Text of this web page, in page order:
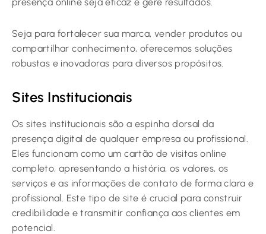
Seja para fortalecer sua marca, vender produtos ou
compartilhar conhecimento, oferecemos soluções
robustas e inovadoras para diversos propósitos.
Sites Institucionais
Os sites institucionais são a espinha dorsal da
presença digital de qualquer empresa ou profissional.
Eles funcionam como um cartão de visitas online
completo, apresentando a história, os valores, os
serviços e as informações de contato de forma clara e
profissional. Este tipo de site é crucial para construir
credibilidade e transmitir confiança aos clientes em
potencial.